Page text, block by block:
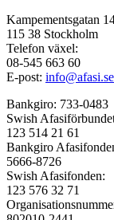
Kampementsgatan
115 38 Stockholm
Telefon växel:
08-545 663 60
E-post: info@afasi.se
Bankgiro: 733-0483
Swish
123 514 21 61
Bankgiro
5666-8726
Swish Afasifonden:
123 576 32 71